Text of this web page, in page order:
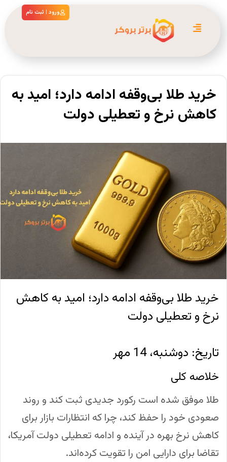
ورود | ثبت نام
خرید طلا بی‌وقفه ادامه دارد؛ امید به
کاهش نرخ و تعطیلی دولت
خرید طلا بی‌وقفه ادامه دارد؛ امید به کاهش
نرخ و تعطیلی دولت
تاریخ: دوشنبه، 14 مهر
خلاصه کلی
طلا موفق شده است رکورد جدیدی ثبت کند و روند
صعودی خود را حفظ کند، چرا که انتظارات بازار برای
کاهش نرخ بهره در آینده و ادامه تعطیلی دولت آمریکا،
تقاضا برای دارایی امن را تقویت کرده‌اند.